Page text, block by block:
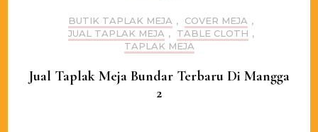
BUTIK TAPLAK MEJA , COVER MEJA ,
JUAL TAPLAK MEJA , TABLE CLOTH ,
TAPLAK MEJA
Jual Taplak Meja Bundar Terbaru Di Mangga
2